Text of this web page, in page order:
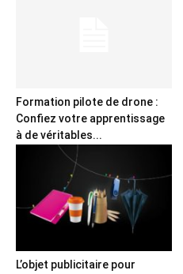
Formation pilote de drone :
Confiez votre apprentissage
à de véritables...
L’objet publicitaire pour